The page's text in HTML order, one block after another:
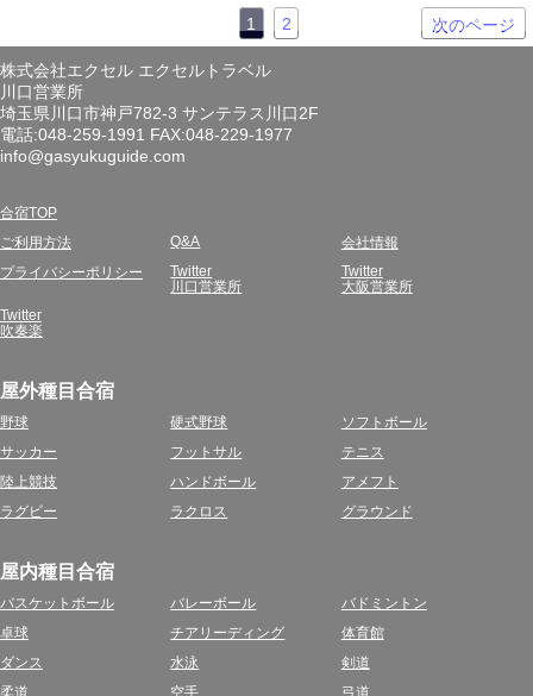
1 2 次のページ
株式会社エクセル エクセルトラベル
川口営業所
埼玉県川口市神戸782-3 サンテラス川口2F
電話:048-259-1991 FAX:048-229-1977
info@gasyukuguide.com
合宿TOP
ご利用方法 Q&A 会社情報
プライバシーポリシー
Twitter
川口営業所
Twitter
大阪営業所
Twitter
吹奏楽
屋外種目合宿
野球 硬式野球 ソフトボール
サッカー フットサル テニス
陸上競技 ハンドボール アメフト
ラグビー ラクロス グラウンド
屋内種目合宿
バスケットボール バレーボール バドミントン
卓球 チアリーディング 体育館
ダンス 水泳 剣道
柔道 空手 弓道